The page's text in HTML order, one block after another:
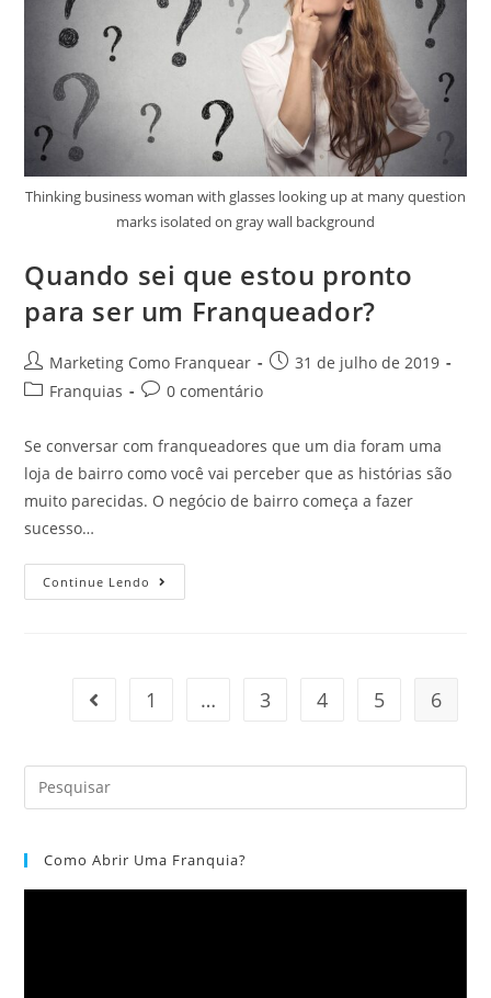
Thinking business woman with glasses looking up at many question
marks isolated on gray wall background
Quando sei que estou pronto
para ser um Franqueador?
Marketing Como Franquear
31 de julho de 2019
Franquias
0 comentário
Se conversar com franqueadores que um dia foram uma
loja de bairro como você vai perceber que as histórias são
muito parecidas. O negócio de bairro começa a fazer
sucesso…
Continue Lendo
1 … 3 4 5 6
Como Abrir Uma Franquia?